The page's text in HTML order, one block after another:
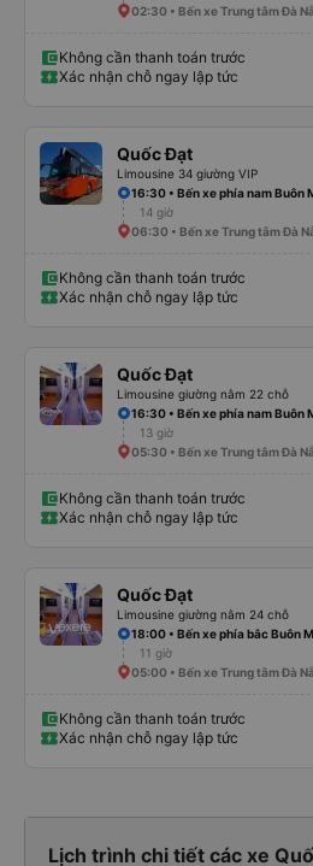
02:30 • Bến xe Trung tâm Đà
Không cần thanh toán trước
Xác nhận chỗ ngay lập tức
Quốc Đạt
Limousine 34 giường VIP
16:30 • Bến xe phía nam Buôn
14 giờ
06:30 • Bến xe Trung tâm Đà
Không cần thanh toán trước
Xác nhận chỗ ngay lập tức
Quốc Đạt
Limousine giường nằm 22 chỗ
16:30 • Bến xe phía nam Buôn
13 giờ
05:30 • Bến xe Trung tâm Đà
Không cần thanh toán trước
Xác nhận chỗ ngay lập tức
Quốc Đạt
Limousine giường nằm 24 chỗ
18:00 • Bến xe phía bắc Buôn
11 giờ
05:00 • Bến xe Trung tâm Đà
Không cần thanh toán trước
Xác nhận chỗ ngay lập tức
Lịch trình chi tiết các xe